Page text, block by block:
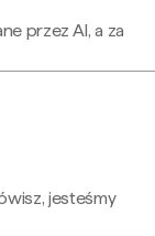
przez AI, a za
jesteśmy